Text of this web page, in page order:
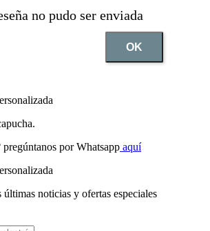
no pudo ser enviada
OK
pregúntanos por Whatsapp aquí
últimas noticias y ofertas especiales